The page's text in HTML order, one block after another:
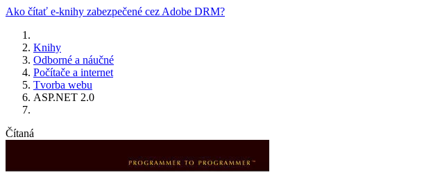
Ako čítať e-knihy zabezpečené cez Adobe DRM?
Knihy
Odborné a náučné
Počítače a internet
Tvorba webu
ASP.NET 2.0
Čítaná